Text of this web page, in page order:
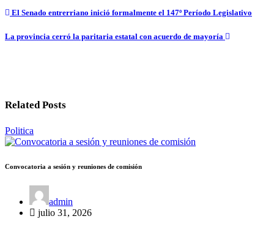
Navegación
de
El Senado entrerriano inició formalmente el 147º Período Legislativo
La provincia cerró la paritaria estatal con acuerdo de mayoría
Related Posts
Politica
Convocatoria a sesión y reuniones de comisión
admin
julio 31, 2026